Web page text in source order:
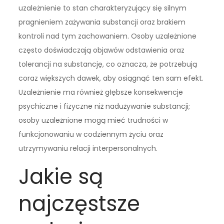
uzależnienie to stan charakteryzujący się silnym
pragnieniem zażywania substancji oraz brakiem
kontroli nad tym zachowaniem. Osoby uzależnione
często doświadczają objawów odstawienia oraz
tolerancji na substancję, co oznacza, że potrzebują
coraz większych dawek, aby osiągnąć ten sam efekt.
Uzależnienie ma również głębsze konsekwencje
psychiczne i fizyczne niż nadużywanie substancji;
osoby uzależnione mogą mieć trudności w
funkcjonowaniu w codziennym życiu oraz
utrzymywaniu relacji interpersonalnych.
Jakie są
najczęstsze